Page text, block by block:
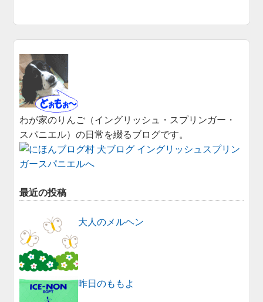
わが家のりんご（イングリッシュ・スプリンガー・
スパニエル）の日常を綴るブログです。
最近の投稿
大人のメルヘン
昨日のももよ